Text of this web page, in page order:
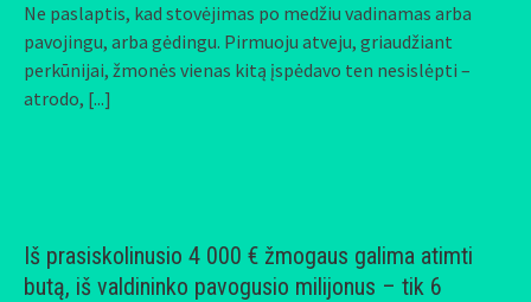
Ne paslaptis, kad stovėjimas po medžiu vadinamas arba
pavojingu, arba gėdingu. Pirmuoju atveju, griaudžiant
perkūnijai, žmonės vienas kitą įspėdavo ten nesislėpti –
atrodo, [...]
Iš prasiskolinusio 4 000 € žmogaus galima atimti
butą, iš valdininko pavogusio milijonus – tik 6